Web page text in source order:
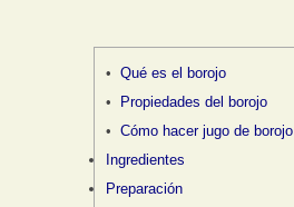
Qué es el borojo
Propiedades del borojo
Cómo hacer jugo de borojo
Ingredientes
Preparación